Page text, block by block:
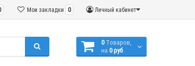
Личный кабинет
Мои закладки 0
0 Tоваров,
на 0 руб